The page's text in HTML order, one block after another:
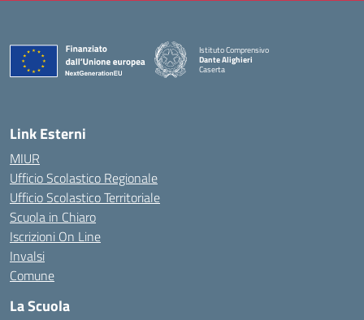
Istituto Comprensivo
Dante Alighieri
Caserta
Link Esterni
MIUR
Ufficio Scolastico Regionale
Ufficio Scolastico Territoriale
Scuola in Chiaro
Iscrizioni On Line
Invalsi
Comune
La Scuola